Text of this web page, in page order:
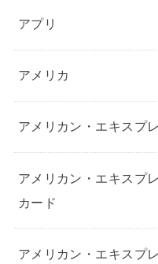
アプリ
アメリカ
アメリカン・エキスプ
アメリカン・エキスプ
カード
アメリカン・エキスプ